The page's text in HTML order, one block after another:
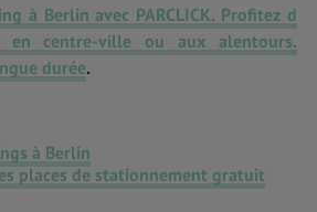
à Berlin avec PARCLICK. Profitez d
en centre-ville ou aux alentours.
durée.
à Berlin
places de stationnement gratuit